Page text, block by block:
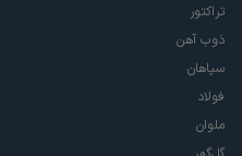
تراکتور
ذوب آهن
سپاهان
فولاد
ملوان